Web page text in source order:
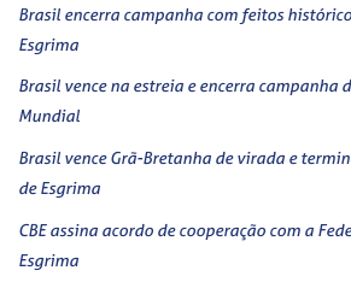
Brasil encerra campanha com feitos
Esgrima
Brasil vence na estreia e encerra campanha
Mundial
Brasil vence Grã-Bretanha de virada e
de Esgrima
CBE assina acordo de cooperação com a
Esgrima